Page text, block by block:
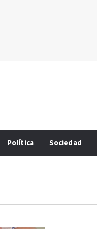
Política Sociedad